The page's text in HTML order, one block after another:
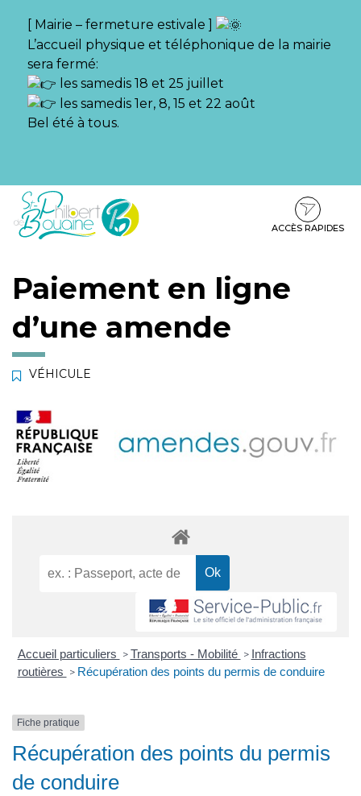
[ Mairie – fermeture estivale ]
L’accueil physique et téléphonique de la mairie
sera fermé:
les samedis 18 et 25 juillet
les samedis 1er, 8, 15 et 22 août
Bel été à tous.
Aller
Aller
contenu
Aller
pied
ACCÈS RAPIDES
Paiement en ligne
d’une amende
VÉHICULE
Accueil particuliers > Transports - Mobilité > Infractions
routières > Récupération des points du permis de conduire
Fiche pratique
Récupération des points du permis
de conduire